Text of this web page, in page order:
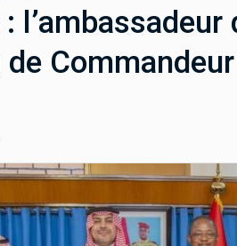
l’ambassadeur